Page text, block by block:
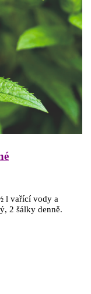
l vařící vody a
2 šálky denně.